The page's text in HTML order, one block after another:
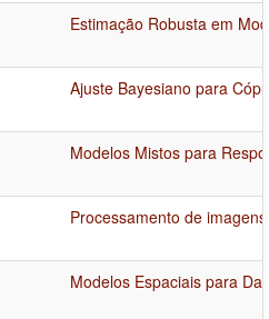
Estimação Robusta em
Ajuste Bayesiano para
Modelos Mistos para
Processamento de
Modelos Espaciais para